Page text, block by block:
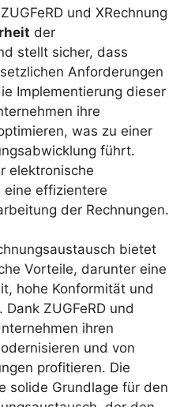
und XRechnung
der
stellt sicher, dass
Anforderungen
Implementierung dieser
ihre
was zu einer
führt.
elektronische
eine effizientere
der Rechnungen.
bietet
Vorteile, darunter eine
hohe Konformität und
ZUGFeRD und
ihren
und von
profitieren. Die
solide Grundlage für den